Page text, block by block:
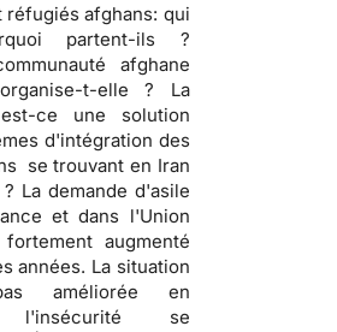
réfugiés afghans: qui
partent-ils ?
afghane
t-elle ? La
ce une solution
d'intégration des
se trouvant en Iran
La demande d'asile
et dans l'Union
augmenté
années. La situation
améliorée en
l'insécurité se